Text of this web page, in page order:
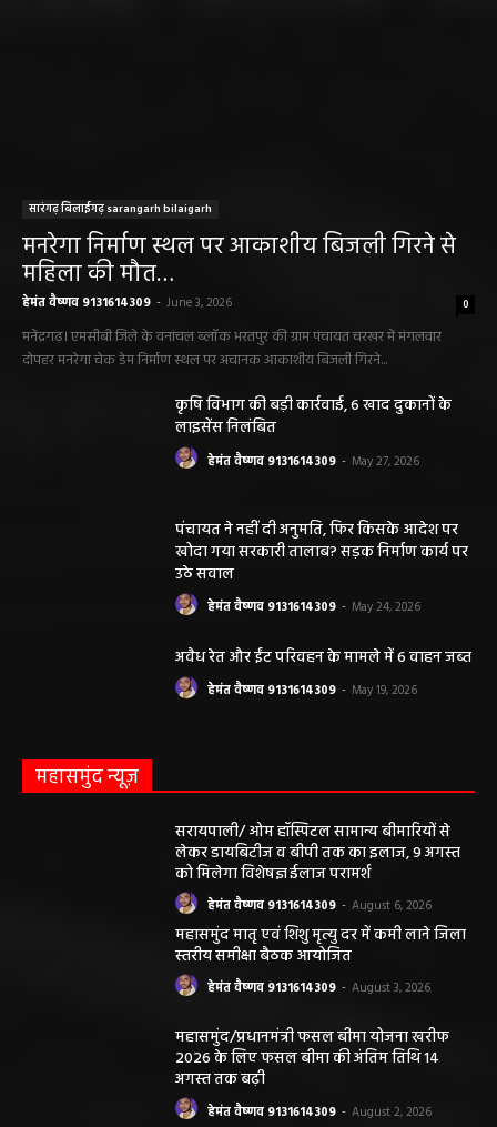
सारंगढ़ बिलाईगढ़ sarangarh bilaigarh
मनरेगा निर्माण स्थल पर आकाशीय बिजली गिरने से
महिला की मौत…
हेमंत वैष्णव 9131614309 - June 3, 2026 0
मनेंद्रगढ़। एमसीबी जिले के वनांचल ब्लॉक भरतपुर की ग्राम पंचायत चरखर में मंगलवार
दोपहर मनरेगा चेक डेम निर्माण स्थल पर अचानक आकाशीय बिजली गिरने...
कृषि विभाग की बड़ी कार्रवाई, 6 खाद दुकानों के
लाइसेंस निलंबित
हेमंत वैष्णव 9131614309 - May 27, 2026
पंचायत ने नहीं दी अनुमति, फिर किसके आदेश पर
खोदा गया सरकारी तालाब? सड़क निर्माण कार्य पर
उठे सवाल
हेमंत वैष्णव 9131614309 - May 24, 2026
अवैध रेत और ईंट परिवहन के मामले में 6 वाहन जब्त
हेमंत वैष्णव 9131614309 - May 19, 2026
महासमुंद न्यूज़
सरायपाली/ ओम हॉस्पिटल सामान्य बीमारियों से
लेकर डायबिटीज व बीपी तक का इलाज, 9 अगस्त
को मिलेगा विशेषज्ञ ईलाज परामर्श
हेमंत वैष्णव 9131614309 - August 6, 2026
महासमुंद मातृ एवं शिशु मृत्यु दर में कमी लाने जिला
स्तरीय समीक्षा बैठक आयोजित
हेमंत वैष्णव 9131614309 - August 3, 2026
महासमुंद/प्रधानमंत्री फसल बीमा योजना खरीफ
2026 के लिए फसल बीमा की अंतिम तिथि 14
अगस्त तक बढ़ी
हेमंत वैष्णव 9131614309 - August 2, 2026